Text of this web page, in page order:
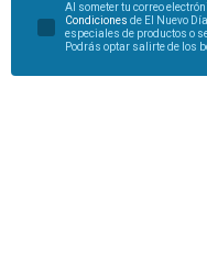
Al someter tu correo
Condiciones de El Nuevo
especiales de productos o
Podrás optar salirte de los